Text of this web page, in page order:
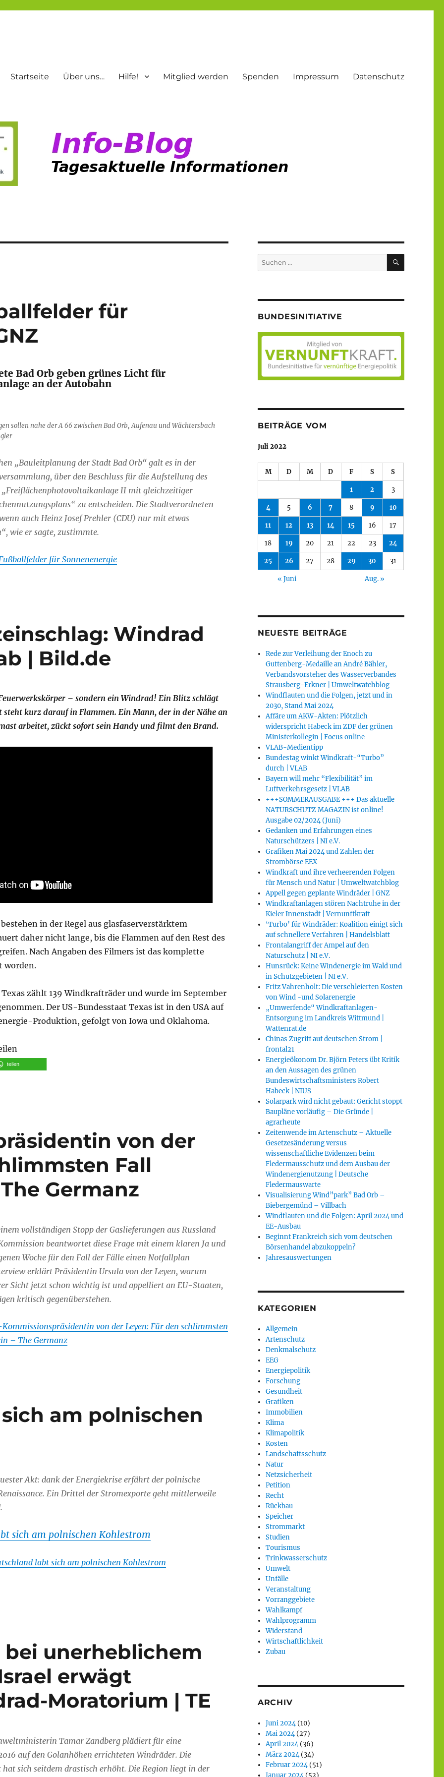
Startseite Über uns… Hilfe! Mitglied werden Spenden Impressum Datenschutz
für
Bad Orb geben grünes Licht für
an der Autobahn
sollen nahe der A 66 zwischen Bad Orb, Aufenau und Wächtersbach
„Bauleitplanung der Stadt Bad Orb“ galt es in der
über den Beschluss für die Aufstellung des
„Freiflächenphotovoltaikanlage II mit gleichzeitiger
zu entscheiden. Die Stadtverordneten
auch Heinz Josef Prehler (CDU) nur mit etwas
wie er sagte, zustimmte.
für Sonnenenergie
Windrad
| Bild.de
– sondern ein Windrad! Ein Blitz schlägt
steht kurz darauf in Flammen. Ein Mann, der in der Nähe an
arbeitet, zückt sofort sein Handy und filmt den Brand.
in der Regel aus glasfaserverstärktem
daher nicht lange, bis die Flammen auf den Rest des
Nach Angaben des Filmers ist das komplette
worden.
zählt 139 Windkrafträder und wurde im September
Der US-Bundesstaat Texas ist in den USA auf
Produktion, gefolgt von Iowa und Oklahoma.
teilen
von der
Fall
Germanz
vollständigen Stopp der Gaslieferungen aus Russland
beantwortet diese Frage mit einem klaren Ja und
Woche für den Fall der Fälle einen Notfallplan
erklärt Präsidentin Ursula von der Leyen, warum
Sicht jetzt schon wichtig ist und appelliert an EU-Staaten,
kritisch gegenüberstehen.
Kommissionspräsidentin von der Leyen: Für den schlimmsten
– The Germanz
am polnischen
Akt: dank der Energiekrise erfährt der polnische
Ein Drittel der Stromexporte geht mittlerweile
sich am polnischen Kohlestrom
labt sich am polnischen Kohlestrom
unerheblichem
erwägt
Moratorium | TE
Tamar Zandberg plädiert für eine
auf den Golanhöhen errichteten Windräder. Die
sich seitdem drastisch erhöht. Die Region liegt in der
Suche
nach:
SUCHEN
BUNDESINITIATIVE
BEITRÄGE VOM
Juli 2022
M D M D F S S
1 2 3
4 5 6 7 8 9 10
11 12 13 14 15 16 17
18 19 20 21 22 23 24
25 26 27 28 29 30 31
« Juni Aug. »
NEUESTE BEITRÄGE
Rede zur Verleihung der Enoch zu
Guttenberg-Medaille an André Bähler,
Verbandsvorsteher des Wasserverbandes
Strausberg-Erkner | Umweltwatchblog
Windflauten und die Folgen, jetzt und in
2030, Stand Mai 2024
Affäre um AKW-Akten: Plötzlich
widerspricht Habeck im ZDF der grünen
Ministerkollegin | Focus online
VLAB-Medientipp
Bundestag winkt Windkraft-“Turbo”
durch | VLAB
Bayern will mehr “Flexibilität” im
Luftverkehrsgesetz | VLAB
+++SOMMERAUSGABE +++ Das aktuelle
NATURSCHUTZ MAGAZIN ist online!
Ausgabe 02/2024 (Juni)
Gedanken und Erfahrungen eines
Naturschützers | NI e.V.
Grafiken Mai 2024 und Zahlen der
Strombörse EEX
Windkraft und ihre verheerenden Folgen
für Mensch und Natur | Umweltwatchblog
Appell gegen geplante Windräder | GNZ
Windkraftanlagen stören Nachtruhe in der
Kieler Innenstadt | Vernunftkraft
‘Turbo’ für Windräder: Koalition einigt sich
auf schnellere Verfahren | Handelsblatt
Frontalangriff der Ampel auf den
Naturschutz | NI e.V.
Hunsrück: Keine Windenergie im Wald und
in Schutzgebieten | NI e.V.
Fritz Vahrenholt: Die verschleierten Kosten
von Wind -und Solarenergie
„Umwerfende“ Windkraftanlagen-
Entsorgung im Landkreis Wittmund |
Wattenrat.de
Chinas Zugriff auf deutschen Strom |
frontal21
Energieökonom Dr. Björn Peters übt Kritik
an den Aussagen des grünen
Bundeswirtschaftsministers Robert
Habeck | NIUS
Solarpark wird nicht gebaut: Gericht stoppt
Baupläne vorläufig – Die Gründe |
agrarheute
Zeitenwende im Artenschutz – Aktuelle
Gesetzesänderung versus
wissenschaftliche Evidenzen beim
Fledermausschutz und dem Ausbau der
Windenergienutzung | Deutsche
Fledermauswarte
Visualisierung Wind”park” Bad Orb –
Biebergemünd – Villbach
Windflauten und die Folgen: April 2024 und
EE-Ausbau
Beginnt Frankreich sich vom deutschen
Börsenhandel abzukoppeln?
Jahresauswertungen
KATEGORIEN
Allgemein
Artenschutz
Denkmalschutz
EEG
Energiepolitik
Forschung
Gesundheit
Grafiken
Immobilien
Klima
Klimapolitik
Kosten
Landschaftsschutz
Natur
Netzsicherheit
Petition
Recht
Rückbau
Speicher
Strommarkt
Studien
Tourismus
Trinkwasserschutz
Umwelt
Unfälle
Veranstaltung
Vorranggebiete
Wahlkampf
Wahlprogramm
Widerstand
Wirtschaftlichkeit
Zubau
ARCHIV
Juni 2024(10)
Mai 2024(27)
April 2024(36)
März 2024(34)
Februar 2024(51)